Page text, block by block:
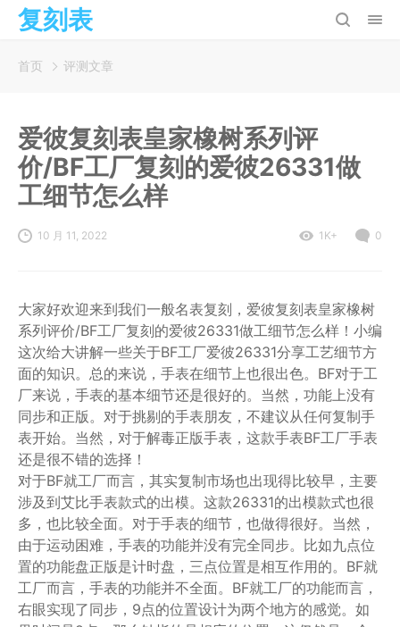
复刻表
首页 评测文章
爱彼复刻表皇家橡树系列评
价/BF工厂复刻的爱彼26331做
工细节怎么样
10 月 11, 2022 1K+ 0
大家好欢迎来到我们一般名表复刻，爱彼复刻表皇家橡树
系列评价/BF工厂复刻的爱彼26331做工细节怎么样！小编
这次给大讲解一些关于BF工厂爱彼26331分享工艺细节方
面的知识。总的来说，手表在细节上也很出色。BF对于工
厂来说，手表的基本细节还是很好的。当然，功能上没有
同步和正版。对于挑剔的手表朋友，不建议从任何复制手
表开始。当然，对于解毒正版手表，这款手表BF工厂手表
还是很不错的选择！
对于BF就工厂而言，其实复制市场也出现得比较早，主要
涉及到艾比手表款式的出模。这款26331的出模款式也很
多，也比较全面。对于手表的细节，也做得很好。当然，
由于运动困难，手表的功能并没有完全同步。比如九点位
置的功能盘正版是计时盘，三点位置是相互作用的。BF就
工厂而言，手表的功能并不全面。BF就工厂的功能而言，
右眼实现了同步，9点的位置设计为两个地方的感觉。如